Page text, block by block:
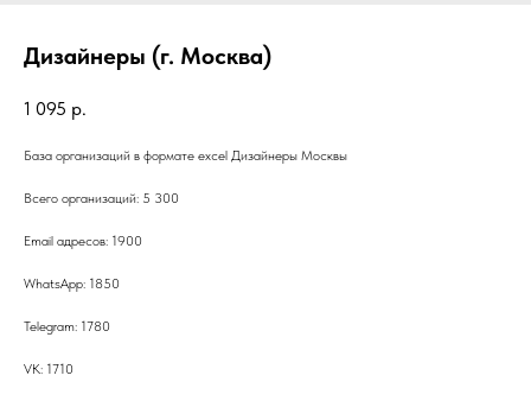
Дизайнеры (г. Москва)
1 095 р.
База организаций в формате excel Дизайнеры Москвы
Всего организаций: 5 300
Email адресов: 1900
WhatsApp: 1850
Telegram: 1780
VK: 1710